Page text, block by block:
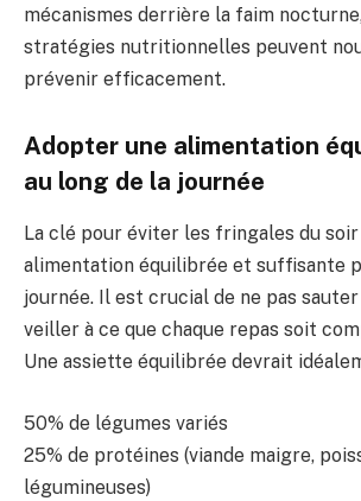
mécanismes derrière la faim
stratégies nutritionnelles peuvent
prévenir efficacement.
Adopter une alimentation
au long de la journée
La clé pour éviter les fringales du soir
alimentation équilibrée et suffisante
journée. Il est crucial de ne pas
veiller à ce que chaque repas soit
Une assiette équilibrée devrait
50% de légumes variés
25% de protéines (viande maigre,
légumineuses)